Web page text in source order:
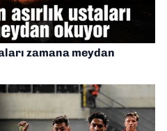
zamana meydan